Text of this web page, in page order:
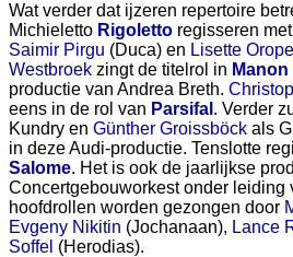
Wat verder dat ijzeren repertoire
Michieletto Rigoletto regisseren met
Saimir Pirgu (Duca) en Lisette
Westbroek zingt de titelrol in
productie van Andrea Breth.
eens in de rol van Parsifal . Verder
Kundry en Günther Groissböck als
in deze Audi-productie. Tenslotte
Salome. Het is ook de jaarlijkse
Concertgebouworkest onder leiding
hoofdrollen worden gezongen door
Evgeny Nikitin (Jochanaan), Lance
Soffel (Herodias).